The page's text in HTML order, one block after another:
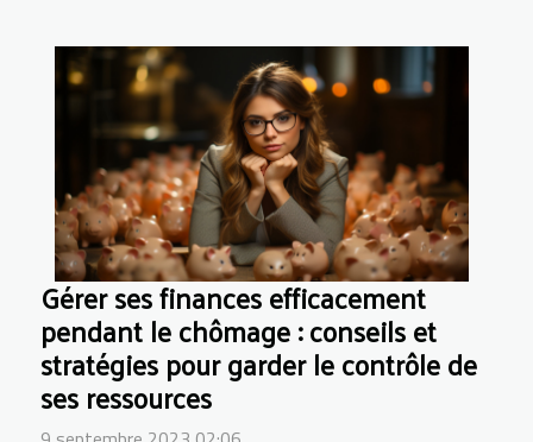
Gérer ses finances efficacement
pendant le chômage : conseils et
stratégies pour garder le contrôle de
ses ressources